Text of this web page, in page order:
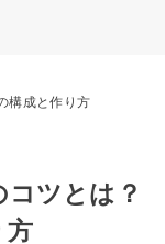
構成と作り方
コツとは？
方